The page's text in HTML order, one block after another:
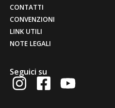
CONTATTI
CONVENZIONI
LINK UTILI
NOTE LEGALI
Seguici su